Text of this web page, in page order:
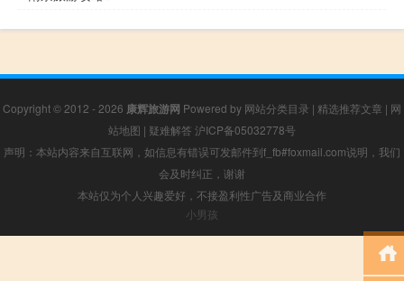
Copyright © 2012 - 2026 康辉旅游网 Powered by 网站分类目录 | 精选推荐文章 | 网
站地图 | 疑难解答 沪ICP备05032778号
声明：本站内容来自互联网，如信息有错误可发邮件到f_fb#foxmail.com说明，我们
会及时纠正，谢谢
本站仅为个人兴趣爱好，不接盈利性广告及商业合作
小男孩